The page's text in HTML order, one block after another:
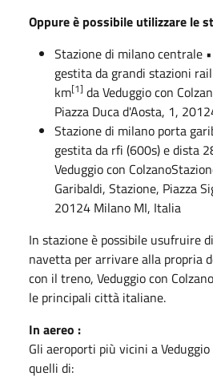
Oppure è possibile utilizzare le
Stazione di milano centrale
gestita da grandi stazioni
km[1] da Veduggio con
Piazza Duca d'Aosta, 1,
Stazione di milano porta
gestita da rfi (600s) e dista
Veduggio con Colzano
Garibaldi, Stazione, Piazza
20124 Milano MI, Italia
In stazione è possibile usufruire
navetta per arrivare alla propria
con il treno, Veduggio con
le principali città italiane.
In aereo :
Gli aeroporti più vicini a
quelli di: